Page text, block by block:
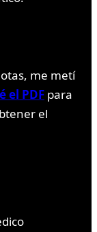
me metí
el PDF para
el